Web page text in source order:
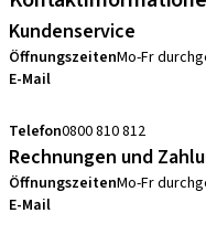
Kundenservice
ÖffnungszeitenMo-Fr
E-Mail
Telefon0800 810 812
Rechnungen und
ÖffnungszeitenMo-Fr
E-Mail